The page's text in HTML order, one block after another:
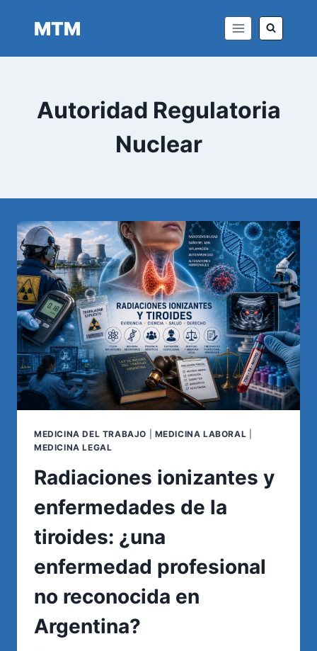
MTM
Autoridad Regulatoria
Nuclear
MEDICINA DEL TRABAJO MEDICINA LABORAL
MEDICINA LEGAL
Radiaciones ionizantes y
enfermedades de la
tiroides: ¿una
enfermedad profesional
no reconocida en
Argentina?